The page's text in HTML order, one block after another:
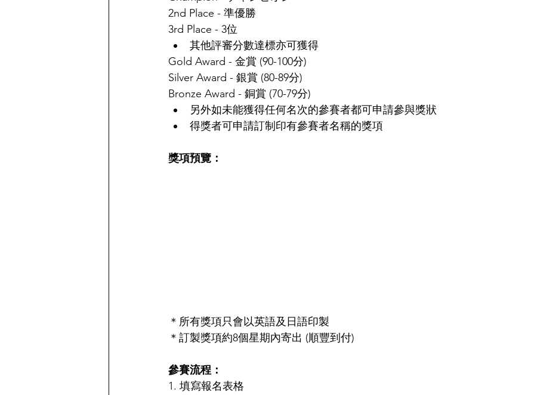
2nd Place - 準優勝
3rd Place - 3位
其他評審分數達標亦可獲得
Gold Award - 金賞 (90-100分)
Silver Award - 銀賞 (80-89分)
Bronze Award - 銅賞 (70-79分)
另外如未能獲得任何名次的參賽者都可申請參與獎狀
得獎者可申請訂制印有參賽者名稱的獎項
獎項預覽：
＊所有獎項只會以英語及日語印製
＊ 訂製獎項約8個星期內寄出 (順豐到付)
參賽流程：
1. 填寫報名表格